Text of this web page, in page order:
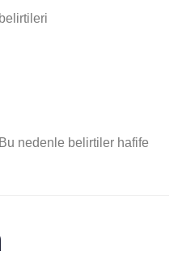
nedenle belirtiler hafife